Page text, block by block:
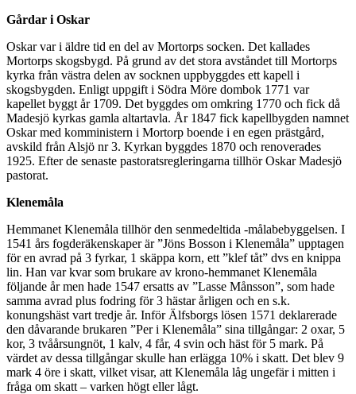
Gårdar i Oskar
Oskar var i äldre tid en del av Mortorps socken. Det kallades
Mortorps skogsbygd. På grund av det stora avståndet till Mortorps
kyrka från västra delen av socknen uppbyggdes ett kapell i
skogsbygden. Enligt uppgift i Södra Möre dombok 1771 var
kapellet byggt år 1709. Det byggdes om omkring 1770 och fick då
Madesjö kyrkas gamla altartavla. År 1847 fick kapellbygden namnet
Oskar med komministern i Mortorp boende i en egen prästgård,
avskild från Alsjö nr 3. Kyrkan byggdes 1870 och renoverades
1925. Efter de senaste pastoratsregleringarna tillhör Oskar Madesjö
pastorat.
Klenemåla
Hemmanet Klenemåla tillhör den senmedeltida -målabebyggelsen. I
1541 års fogderäkenskaper är ”Jöns Bosson i Klenemåla” upptagen
för en avrad på 3 fyrkar, 1 skäppa korn, ett ”klef tåt” dvs en knippa
lin. Han var kvar som brukare av krono-hemmanet Klenemåla
följande år men hade 1547 ersatts av ”Lasse Månsson”, som hade
samma avrad plus fodring för 3 hästar årligen och en s.k.
konungshäst vart tredje år. Inför Älfsborgs lösen 1571 deklarerade
den dåvarande brukaren ”Per i Klenemåla” sina tillgångar: 2 oxar, 5
kor, 3 tvåårsungnöt, 1 kalv, 4 får, 4 svin och häst för 5 mark. På
värdet av dessa tillgångar skulle han erlägga 10% i skatt. Det blev 9
mark 4 öre i skatt, vilket visar, att Klenemåla låg ungefär i mitten i
fråga om skatt – varken högt eller lågt.